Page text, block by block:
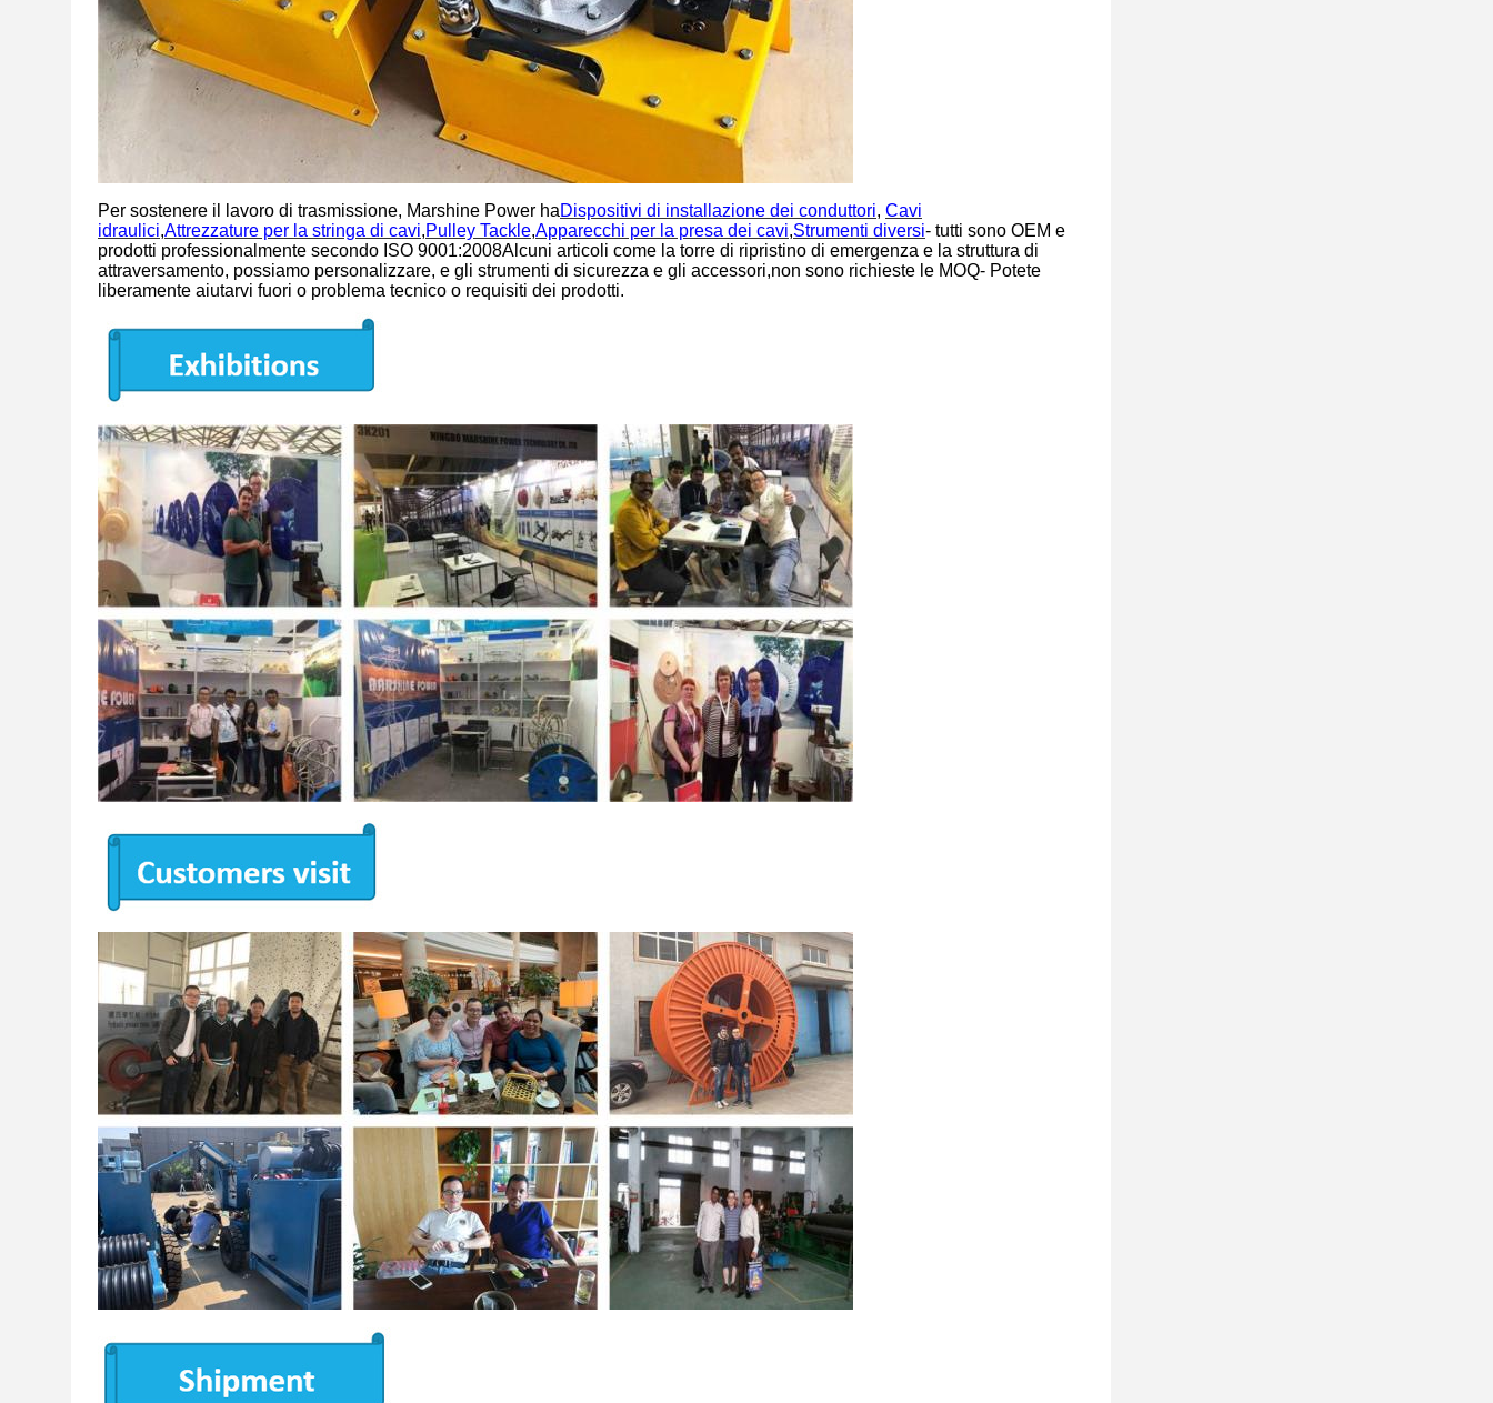
Per sostenere il lavoro di trasmissione, Marshine Power haDispositivi di installazione dei conduttori, Cavi
idraulici,Attrezzature per la stringa di cavi,Pulley Tackle,Apparecchi per la presa dei cavi,Strumenti diversi- tutti sono OEM e
prodotti professionalmente secondo ISO 9001:2008Alcuni articoli come la torre di ripristino di emergenza e la struttura di
attraversamento, possiamo personalizzare, e gli strumenti di sicurezza e gli accessori,non sono richieste le MOQ- Potete
liberamente aiutarvi fuori o problema tecnico o requisiti dei prodotti.